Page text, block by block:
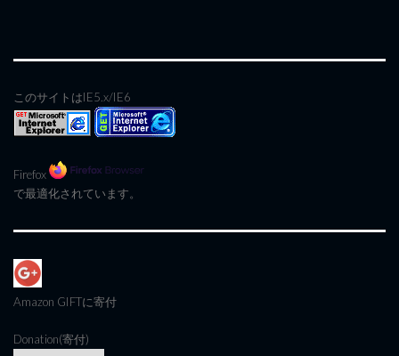
このサイトはIE5.x/IE6
Firefox
で最適化されています。
Amazon GIFTに寄付
Donation(寄付)